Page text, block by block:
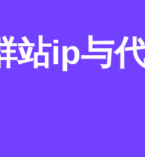
站ip与